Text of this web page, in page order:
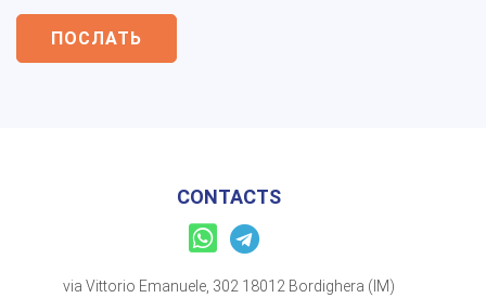
ПОСЛАТЬ
CONTACTS
via Vittorio Emanuele, 302 18012 Bordighera (IM)